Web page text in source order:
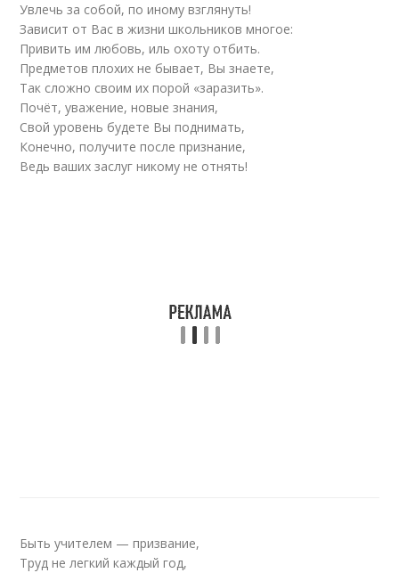
Увлечь за собой, по иному взглянуть!
Зависит от Вас в жизни школьников многое:
Привить им любовь, иль охоту отбить.
Предметов плохих не бывает, Вы знаете,
Так сложно своим их порой «заразить».
Почёт, уважение, новые знания,
Свой уровень будете Вы поднимать,
Конечно, получите после признание,
Ведь ваших заслуг никому не отнять!
Быть учителем — призвание,
Труд не легкий каждый год,